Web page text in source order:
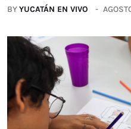
BYYUCATÁN EN VIVO